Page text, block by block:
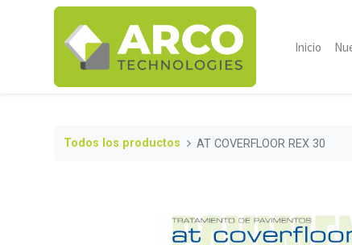
Inicio
Todos los productos AT COVERFLOOR REX 30